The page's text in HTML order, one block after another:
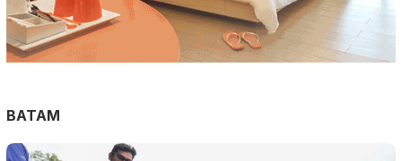
BATAM